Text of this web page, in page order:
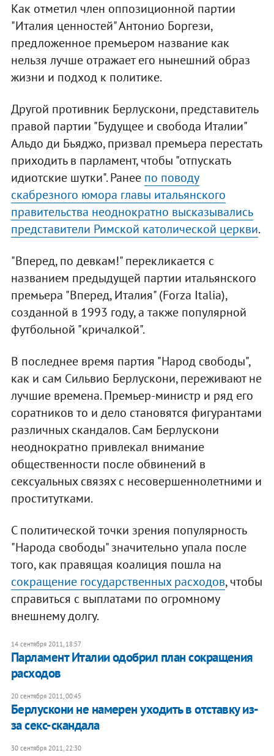
Как отметил член оппозиционной партии
"Италия ценностей" Антонио Боргези,
предложенное премьером название как
нельзя лучше отражает его нынешний образ
жизни и подход к политике.
Другой противник Берлускони, представитель
правой партии "Будущее и свобода Италии"
Альдо ди Бьяджо, призвал премьера перестать
приходить в парламент, чтобы "отпускать
идиотские шутки". Ранее по поводу
скабрезного юмора главы итальянского
правительства неоднократно высказывались
представители Римской католической церкви.
"Вперед, по девкам!" перекликается с
названием предыдущей партии итальянского
премьера "Вперед, Италия" (Forza Italia),
созданной в 1993 году, а также популярной
футбольной "кричалкой".
В последнее время партия "Народ свободы",
как и сам Сильвио Берлускони, переживают не
лучшие времена. Премьер-министр и ряд его
соратников то и дело становятся фигурантами
различных скандалов. Сам Берлускони
неоднократно привлекал внимание
общественности после обвинений в
сексуальных связях с несовершеннолетними и
проститутками.
С политической точки зрения популярность
"Народа свободы" значительно упала после
того, как правящая коалиция пошла на
сокращение государственных расходов, чтобы
справиться с выплатами по огромному
внешнему долгу.
14 сентября 2011, 18:57
Парламент Италии одобрил план сокращения
расходов
20 сентября 2011, 00:45
Берлускони не намерен уходить в отставку из-
за секс-скандала
30 сентября 2011, 22:30